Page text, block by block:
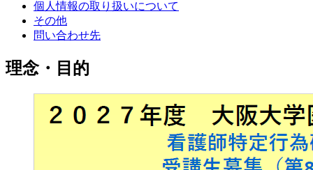
個人情報の取り扱いについて
その他
問い合わせ先
理念・目的